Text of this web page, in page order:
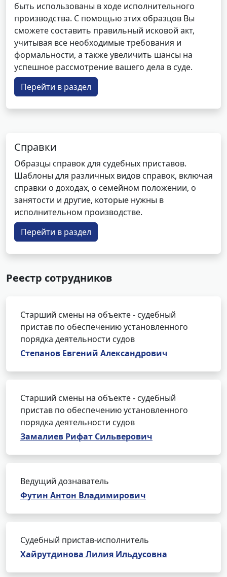
быть использованы в ходе исполнительного
производства. С помощью этих образцов Вы
сможете составить правильный исковой акт,
учитывая все необходимые требования и
формальности, а также увеличить шансы на
успешное рассмотрение вашего дела в суде.
Перейти в раздел
Справки
Образцы справок для судебных приставов.
Шаблоны для различных видов справок, включая
справки о доходах, о семейном положении, о
занятости и другие, которые нужны в
исполнительном производстве.
Перейти в раздел
Реестр сотрудников
Старший смены на объекте - судебный
пристав по обеспечению установленного
порядка деятельности судов
Степанов Евгений Александрович
Старший смены на объекте - судебный
пристав по обеспечению установленного
порядка деятельности судов
Замалиев Рифат Сильверович
Ведущий дознаватель
Футин Антон Владимирович
Судебный пристав-исполнитель
Хайрутдинова Лилия Ильдусовна